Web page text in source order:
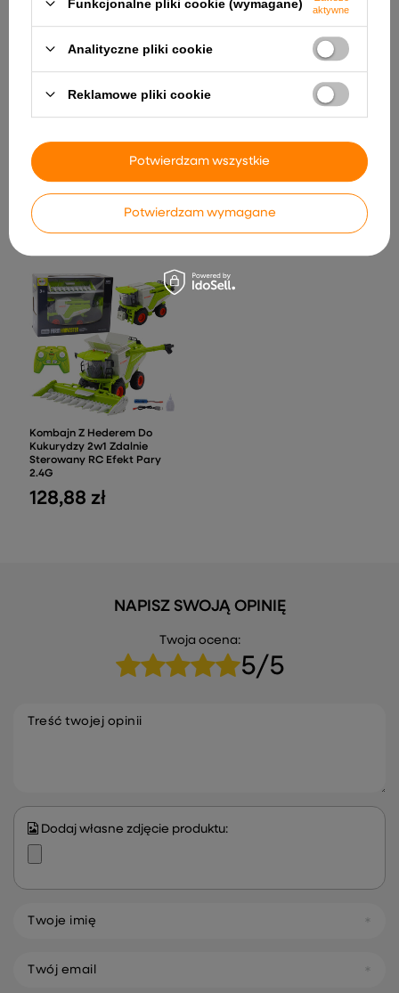
Auto Na Akumulator JH-103
Wojskowa Zieleń 4x4
664,85 zł
Ogród Park Metalowa
311,01 zł
Kombajn Z Hederem Do
Kukurydzy 2w1 Zdalnie
Sterowany RC Efekt Pary
2.4G
128,88 zł
NAPISZ SWOJĄ OPINIĘ
Twoja ocena:
5/5
Treść twojej opinii
Dodaj własne zdjęcie produktu:
Twoje imię
Twój email
Funkcjonalne pliki cookie (wymagane)
aktywne
Analityczne pliki cookie
Reklamowe pliki cookie
Potwierdzam wymagane
Potwierdzam wszystkie